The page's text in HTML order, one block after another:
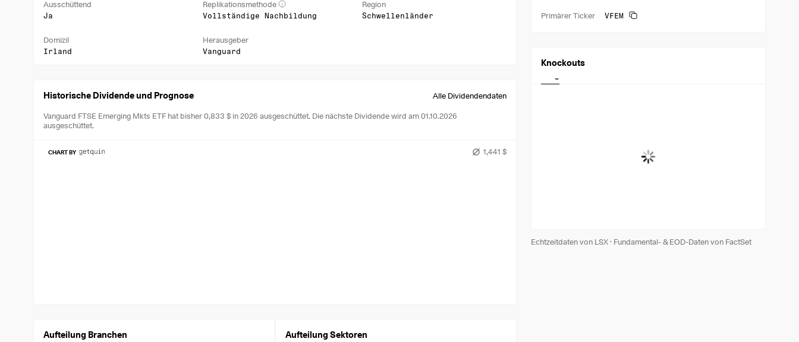
Ausschüttend
Ja
Replikationsmethode
Vollständige Nachbildung
Region
Schwellenländer
Domizil
Irland
Herausgeber
Vanguard
Historische Dividende und Prognose Alle Dividendendaten
Vanguard FTSE Emerging Mkts ETF hat bisher 0,833 $ in 2026 ausgeschüttet. Die nächste Dividende wird am 01.10.2026
ausgeschüttet.
1,441 $
CHART BY
Aufteilung Branchen Aufteilung Sektoren
Primärer Ticker VFEM
Knockouts
Echtzeitdaten von LSX· Fundamental- & EOD-Daten von FactSet